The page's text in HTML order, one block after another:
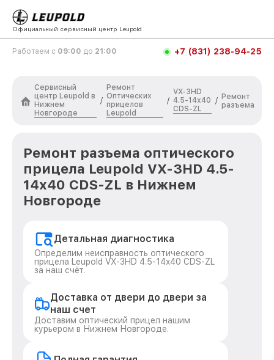
Официальный сервисный центр Leupold
Работаем с 09:00 до 21:00 +7 (831) 238-94-25
Сервисный
центр Leupold в
Нижнем
Новгороде
/
Ремонт
Оптических
прицелов
Leupold
/
VX-3HD
4.5-14x40
CDS-ZL
/ Ремонт
разъема
Ремонт разъема оптического
прицела Leupold VX-3HD 4.5-
14x40 CDS-ZL в Нижнем
Новгороде
Детальная диагностика
Определим неисправность оптического
прицела Leupold VX-3HD 4.5-14x40 CDS-ZL
за наш счёт.
Доставка от двери до двери за
наш счет
Доставим оптический прицел нашим
курьером в Нижнем Новгороде.